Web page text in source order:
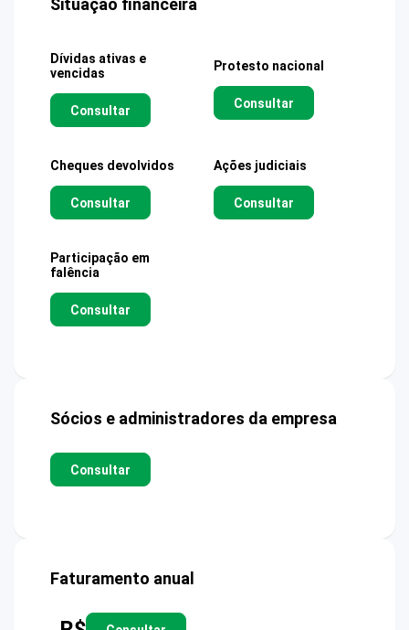
Situação financeira
Dívidas ativas e
vencidas
Consultar
Protesto nacional
Consultar
Cheques devolvidos
Consultar
Ações judiciais
Consultar
Participação em
falência
Consultar
Sócios e administradores da empresa
Consultar
Faturamento anual